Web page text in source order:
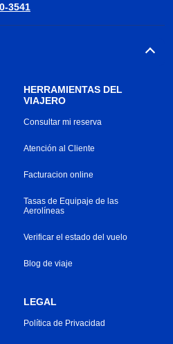
3541
HERRAMIENTAS DEL
VIAJERO
Consultar mi reserva
Atención al Cliente
Facturacion online
Tasas de Equipaje de las
Aerolíneas
Verificar el estado del vuelo
Blog de viaje
LEGAL
Política de Privacidad